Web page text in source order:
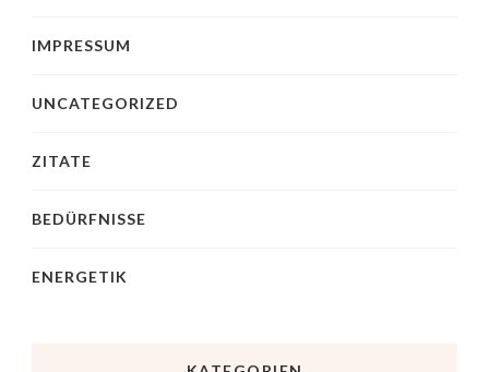
IMPRESSUM
UNCATEGORIZED
ZITATE
BEDÜRFNISSE
ENERGETIK